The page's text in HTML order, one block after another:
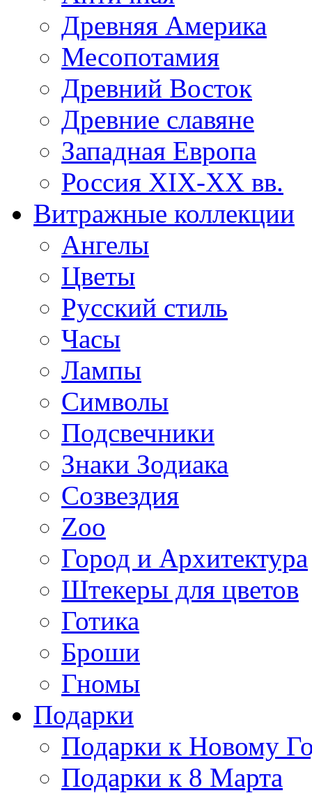
Древняя Америка
Месопотамия
Древний Восток
Древние славяне
Западная Европа
Россия XIX-XX вв.
Витражные коллекции
Ангелы
Цветы
Русский стиль
Часы
Лампы
Символы
Подсвечники
Знаки Зодиака
Созвездия
Zoo
Город и Архитектура
Штекеры для цветов
Готика
Броши
Гномы
Подарки
Подарки к Новому
Подарки к 8 Марта